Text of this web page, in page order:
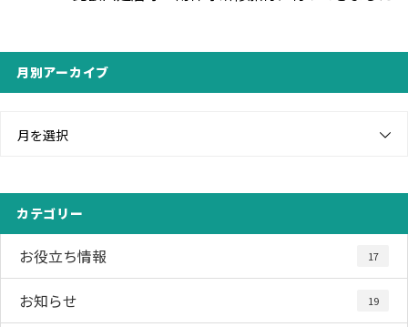
月別アーカイブ
月を選択
カテゴリー
お役立ち情報 17
お知らせ 19